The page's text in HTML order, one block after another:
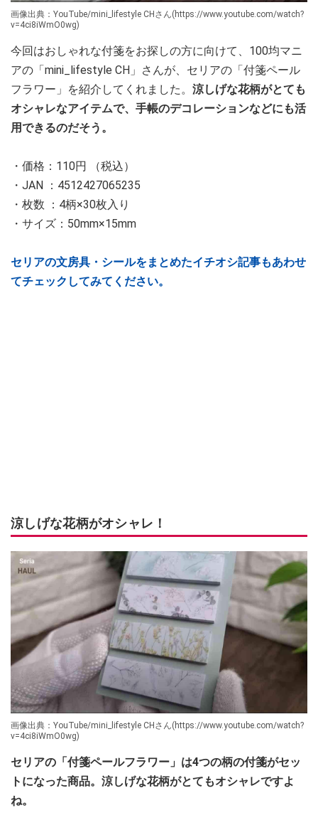
画像出典：YouTube/mini_lifestyle CHさん(https://www.youtube.com/watch?
v=4ci8iWmO0wg)
今回はおしゃれな付箋をお探しの方に向けて、100均マニ
アの「mini_lifestyle CH」さんが、セリアの「付箋ペール
フラワー」を紹介してくれました。 涼しげな花柄がとても
オシャレなアイテムで、手帳のデコレーションなどにも活
用できるのだそう。
・価格：110円 （税込）
・JAN ：4512427065235
・枚数 ：4柄×30枚入り
・サイズ：50mm×15mm
セリアの文房具・シールをまとめたイチオシ記事もあわせ
てチェックしてみてください。
涼しげな花柄がオシャレ！
画像出典：YouTube/mini_lifestyle CHさん(https://www.youtube.com/watch?
v=4ci8iWmO0wg)
セリアの「付箋ペールフラワー」は4つの柄の付箋がセッ
トになった商品。涼しげな花柄がとてもオシャレですよ
ね。